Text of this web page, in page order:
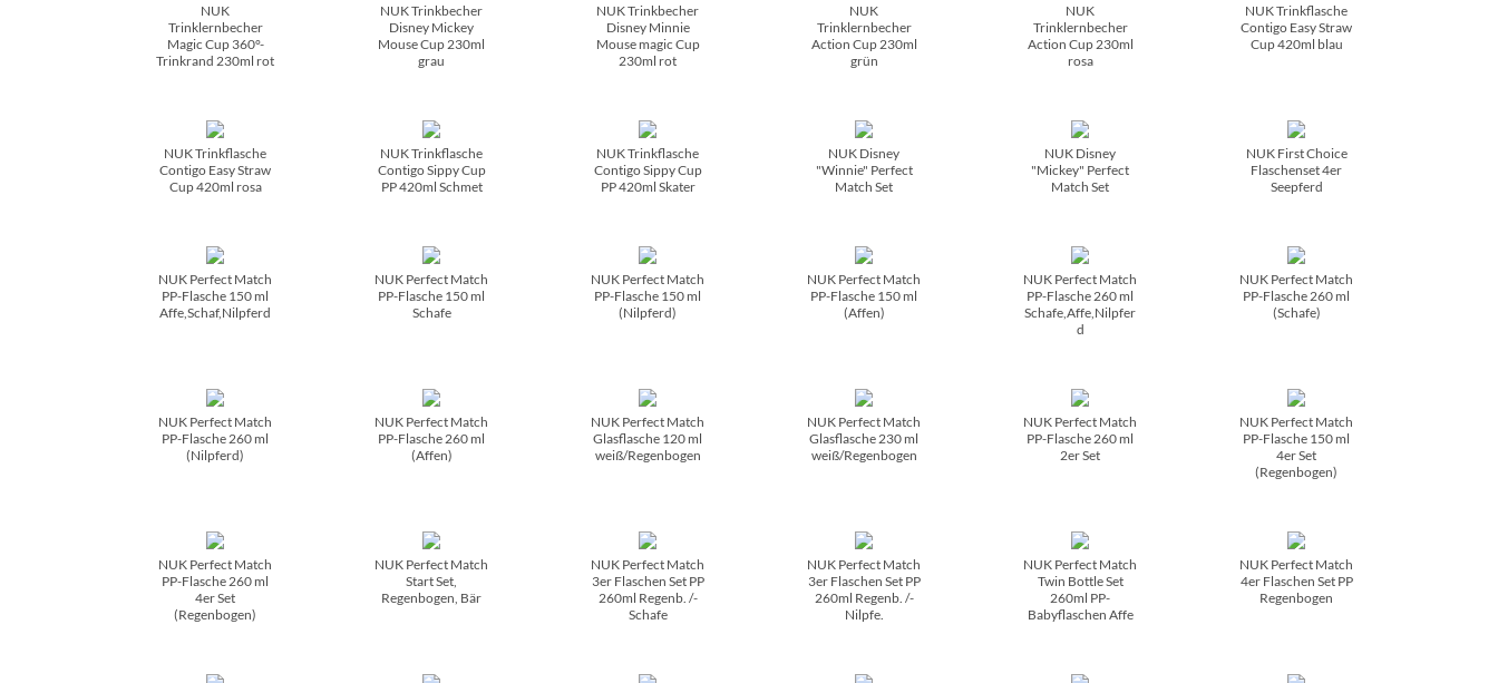
NUK
Trinklernbecher
Magic Cup 360°-
Trinkrand 230ml rot
NUK Trinkbecher
Disney Mickey
Mouse Cup 230ml
grau
NUK Trinkbecher
Disney Minnie
Mouse magic Cup
230ml rot
NUK
Trinklernbecher
Action Cup 230ml
grün
NUK
Trinklernbecher
Action Cup 230ml
rosa
NUK Trinkflasche
Contigo Easy Straw
Cup 420ml blau
NUK Trinkflasche
Contigo Easy Straw
Cup 420ml rosa
NUK Trinkflasche
Contigo Sippy Cup
PP 420ml Schmet
NUK Trinkflasche
Contigo Sippy Cup
PP 420ml Skater
NUK Disney
"Winnie" Perfect
Match Set
NUK Disney
"Mickey" Perfect
Match Set
NUK First Choice
Flaschenset 4er
Seepferd
NUK Perfect Match
PP-Flasche 150 ml
Affe,Schaf,Nilpferd
NUK Perfect Match
PP-Flasche 150 ml
Schafe
NUK Perfect Match
PP-Flasche 150 ml
(Nilpferd)
NUK Perfect Match
PP-Flasche 150 ml
(Affen)
NUK Perfect Match
PP-Flasche 260 ml
Schafe,Affe,Nilpfer
d
NUK Perfect Match
PP-Flasche 260 ml
(Schafe)
NUK Perfect Match
PP-Flasche 260 ml
(Nilpferd)
NUK Perfect Match
PP-Flasche 260 ml
(Affen)
NUK Perfect Match
Glasflasche 120 ml
weiß/­Regenbogen
NUK Perfect Match
Glasflasche 230 ml
weiß/­Regenbogen
NUK Perfect Match
PP-Flasche 260 ml
2er Set
NUK Perfect Match
PP-Flasche 150 ml
4er Set
(Regenbogen)
NUK Perfect Match
PP-Flasche 260 ml
4er Set
(Regenbogen)
NUK Perfect Match
Start Set,
Regenbogen, Bär
NUK Perfect Match
3er Flaschen Set PP
260ml Regenb. /­
Schafe
NUK Perfect Match
3er Flaschen Set PP
260ml Regenb. /­
Nilpfe.
NUK Perfect Match
Twin Bottle Set
260ml PP-
Babyflaschen Affe
NUK Perfect Match
4er Flaschen Set PP
Regenbogen